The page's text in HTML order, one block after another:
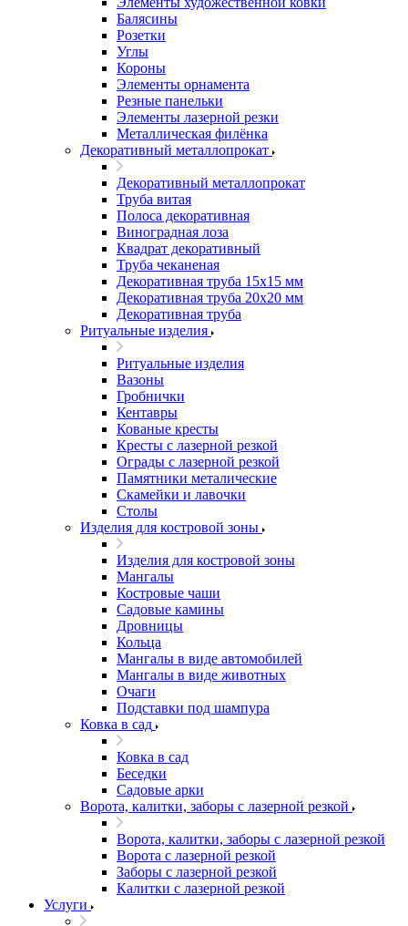
Балясины
Розетки
Углы
Короны
Элементы орнамента
Резные панельки
Элементы лазерной резки
Металлическая филёнка
Декоративный металлопрокат
Декоративный металлопрокат
Труба витая
Полоса декоративная
Виноградная лоза
Квадрат декоративный
Труба чеканеная
Декоративная труба 15х15 мм
Декоративная труба 20х20 мм
Декоративная труба
Ритуальные изделия
Ритуальные изделия
Вазоны
Гробнички
Кентавры
Кованые кресты
Кресты с лазерной резкой
Ограды с лазерной резкой
Памятники металические
Скамейки и лавочки
Столы
Изделия для костровой зоны
Изделия для костровой зоны
Мангалы
Костровые чаши
Садовые камины
Дровницы
Кольца
Мангалы в виде автомобилей
Мангалы в виде животных
Очаги
Подставки под шампура
Ковка в сад
Ковка в сад
Беседки
Садовые арки
Ворота, калитки, заборы с лазерной резкой
Ворота, калитки, заборы с лазерной резкой
Ворота с лазерной резкой
Заборы с лазерной резкой
Калитки с лазерной резкой
Услуги